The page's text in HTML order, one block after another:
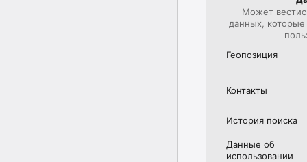
Подробную
https://
Мы в социальных сетях
LinkedIn: https://
Facebook: https://
* Возможность
https://
Может
данных,
Геопозиция
Контакты
История поиска
Данные об
использова­нии